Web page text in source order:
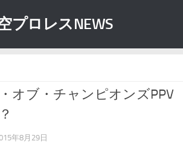
プロレスNEWS
オブ・チャンピオンズPPV
年8月29日